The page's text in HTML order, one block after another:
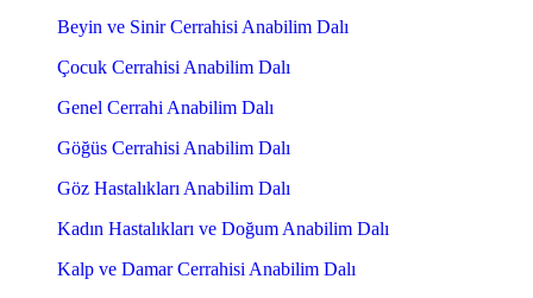
Beyin ve Sinir Cerrahisi Anabilim Dalı
Çocuk Cerrahisi Anabilim Dalı
Genel Cerrahi Anabilim Dalı
Göğüs Cerrahisi Anabilim Dalı
Göz Hastalıkları Anabilim Dalı
Kadın Hastalıkları ve Doğum Anabilim Dalı
Kalp ve Damar Cerrahisi Anabilim Dalı